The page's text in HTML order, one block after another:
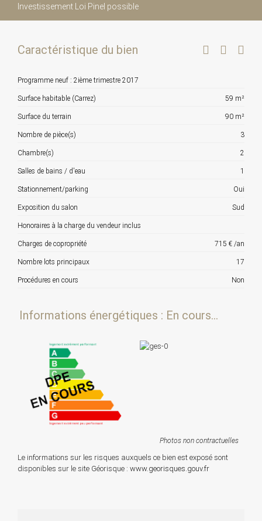
Investissement Loi Pinel possible
Caractéristique du bien
Programme neuf : 2ième trimestre 2017
Surface habitable (Carrez) 59 m²
Surface du terrain 90 m²
Nombre de pièce(s) 3
Chambre(s) 2
Salles de bains / d'eau 1
Stationnement/parking Oui
Exposition du salon Sud
Honoraires à la charge du vendeur inclus
Charges de copropriété 715 € /an
Nombre lots principaux 17
Procédures en cours Non
Informations énergétiques : En cours...
Photos non contractuelles
Le informations sur les risques auxquels ce bien est exposé sont
disponibles sur le site Géorisque : www.georisques.gouv.fr